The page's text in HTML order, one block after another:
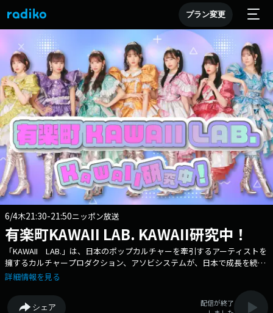
プラン変更
6/4木21:30-21:50ニッポン放送
有楽町KAWAII LAB. KAWAII研究中！
「KAWAII LAB.」は、日本のポップカルチャーを牽引するアーティストを
擁するカルチャープロダクション、アソビシステムが、日本で成長を続け
てきたアイドル文化を世界に向けて発信する「FRUITS ZIPPER」、
アイドルプロジェクト。 『有楽町KAWAII LAB. KAWAII研究中！』で
は、FRUITS ZIPPERのメンバーをメインMCに、KAWAII LAB.の妹グループ
詳細情報を見る
シェア
配信が終了